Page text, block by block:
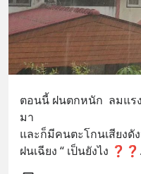
ตอนนี้ ฝนตกหนัก  ลมแร
มา
และก็มีคนตะโกนเสียงดัง
ฝนเฉียง “ เป็นยังไง ❓❓